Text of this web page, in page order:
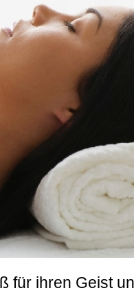
für ihren Geist